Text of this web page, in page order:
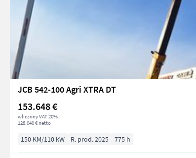
JCB 542-100 Agri XTRA DT
153.648 €
wliczony VAT 20%
128.040 € netto
150 KM/110 kW R. prod. 2025 775 h